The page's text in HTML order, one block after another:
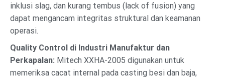
inklusi slag, dan kurang tembus (lack of fusion) yang
dapat mengancam integritas struktural dan keamanan
operasi.
Quality Control di Industri Manufaktur dan
Perkapalan: Mitech XXHA-2005 digunakan untuk
memeriksa cacat internal pada casting besi dan baja,